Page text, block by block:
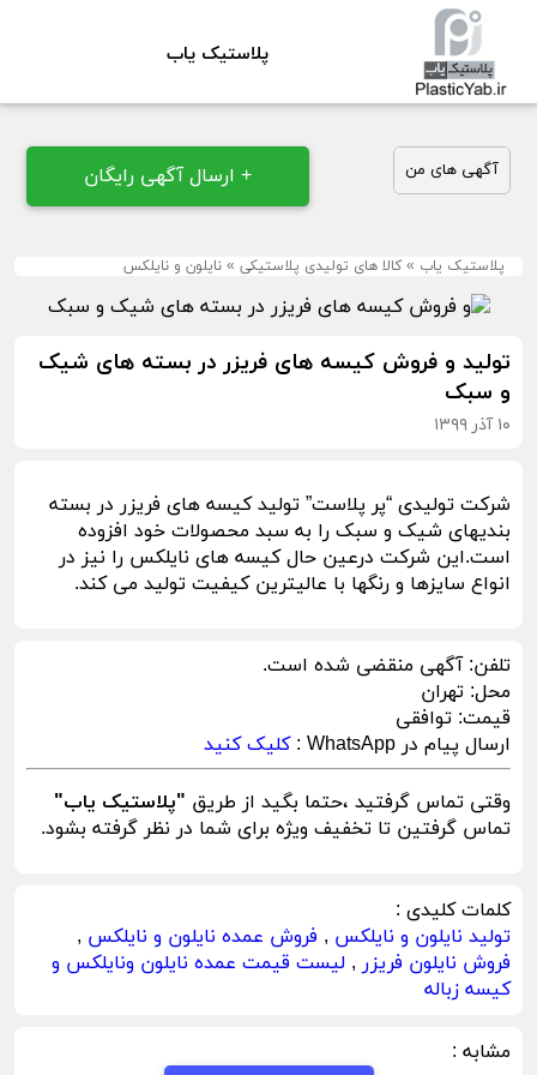
پلاستیک یاب
آگهی های من + ارسال آگهی رایگان
پلاستیک یاب » کالا های تولیدی پلاستیکی » نایلون و نایلکس
تولید و فروش کیسه های فریزر در بسته های شیک
و سبک
۱۰ آذر ۱۳۹۹
شرکت تولیدی “پر پلاست” تولید کیسه های فریزر در بسته
بندیهای شیک و سبک را به سبد محصولات خود افزوده
است.این شرکت درعین حال کیسه های نایلکس را نیز در
انواع سایزها و رنگها با عالیترین کیفیت تولید می کند.
تلفن:آگهی منقضی شده است.
محل: تهران
قیمت: توافقی
ارسال پیام در WhatsApp :
کلیک کنید
وقتی تماس گرفتید ،حتما بگید از طریق "پلاستیک یاب"
تماس گرفتین تا تخفیف ویژه برای شما در نظر گرفته بشود.
کلمات کلیدی :
تولید نایلون و نایلکس , فروش عمده نایلون و نایلکس ,
فروش نایلون فریزر , لیست قیمت عمده نایلون ونایلکس و
کیسه زباله
مشابه :